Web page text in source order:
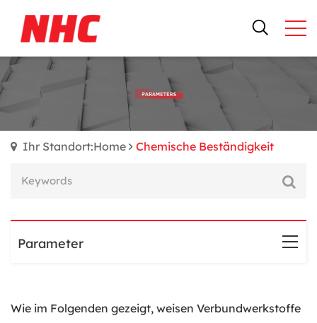
Ihr Standort:Home Chemische Beständigkeit
Parameter
Wie im Folgenden gezeigt, weisen Verbundwerkstoffe